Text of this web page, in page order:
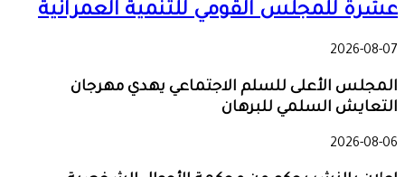
عشرة للمجلس القومي للتنمية العمرانية
2026-08-07
المجلس الأعلى للسلم الاجتماعي يهدي مهرجان
التعايش السلمي للبرهان
2026-08-06